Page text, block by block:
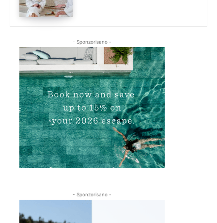
- Sponzorisano -
- Sponzorisano -